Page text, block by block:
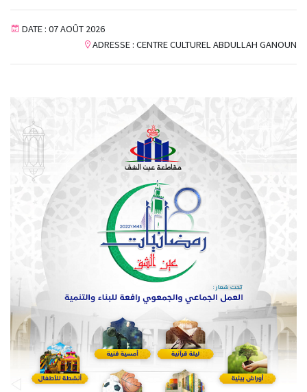
DATE : 07 AOÛT 2026
ADRESSE : CENTRE CULTUREL ABDULLAH GANOUN